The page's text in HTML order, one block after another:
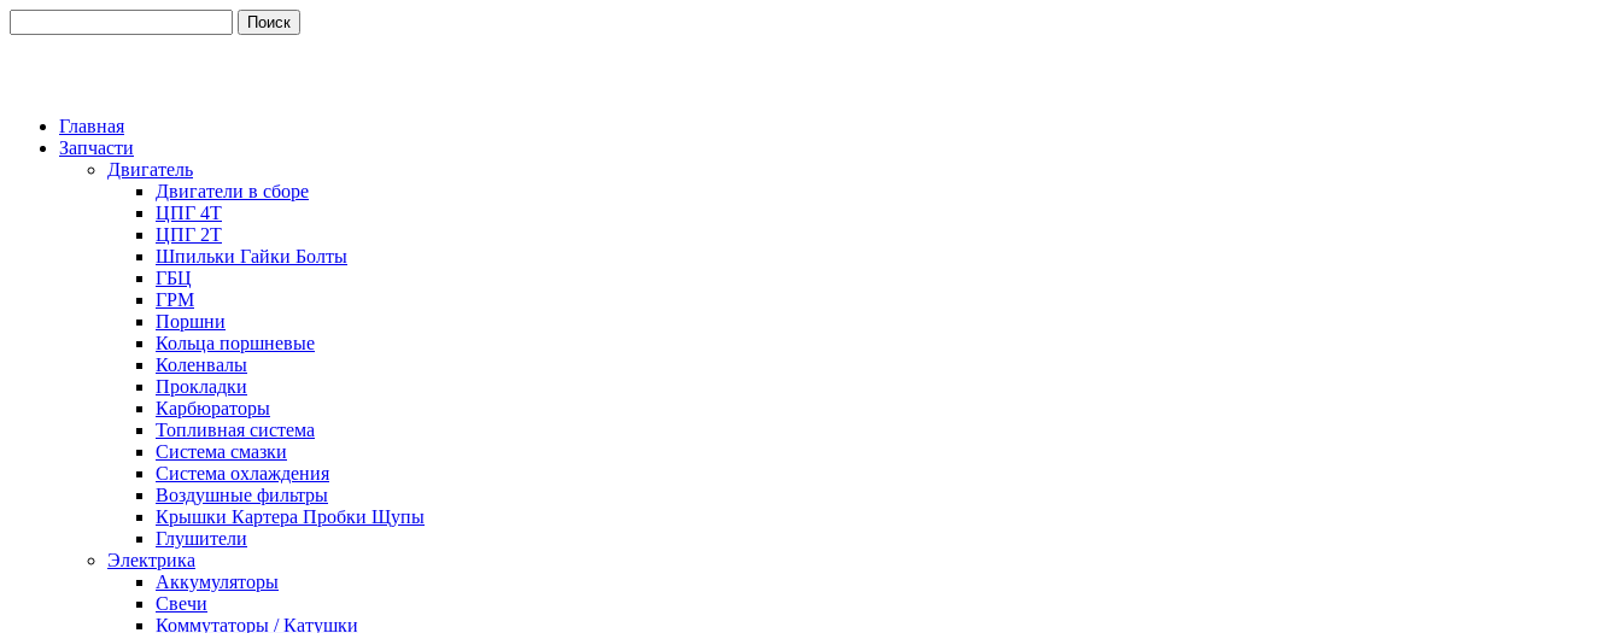
Главная
Запчасти
Двигатель
Двигатели в сборе
ЦПГ 4Т
ЦПГ 2Т
Шпильки Гайки Болты
ГБЦ
ГРМ
Поршни
Кольца поршневые
Коленвалы
Прокладки
Карбюраторы
Топливная система
Система смазки
Система охлаждения
Воздушные фильтры
Крышки Картера Пробки Щупы
Глушители
Электрика
Аккумуляторы
Свечи
Коммутаторы / Катушки